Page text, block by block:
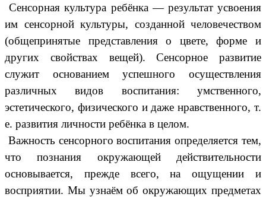
Сенсорная культура ребёнка — результат усвоения
им сенсорной культуры, созданной человечеством
(общепринятые представления о цвете, форме и
других свойствах вещей). Сенсорное развитие
служит основанием успешного осуществления
различных видов воспитания: умственного,
эстетического, физического и даже нравственного, т.
е. развития личности ребёнка в целом.
Важность сенсорного воспитания определяется тем,
что познания окружающей действительности
основывается, прежде всего, на ощущении и
восприятии. Мы узнаём об окружающих предметах